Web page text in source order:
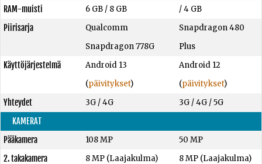
RAM-muisti
6 GB/ 8 GB /4 GB
Piirisarja
Qualcomm
Snapdragon 778G
Snapdragon 480
Plus
Käyttöjärjestelmä
Android 13
(päivitykset)
Android 12
(päivitykset)
Yhteydet
3G / 4G
3G / 4G / 5G
KAMERAT
Pääkamera
108 MP
50 MP
2. takakamera
8 MP (Laajakulma)
8 MP (Laajakulma)